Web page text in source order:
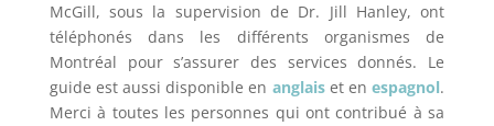
McGill, sous la supervision de Dr. Jill Hanley, ont
téléphonés dans les différents organismes de
Montréal pour s’assurer des services donnés. Le
guide est aussi disponible en anglaiset enespagnol.
Merci à toutes les personnes qui ont contribué à sa